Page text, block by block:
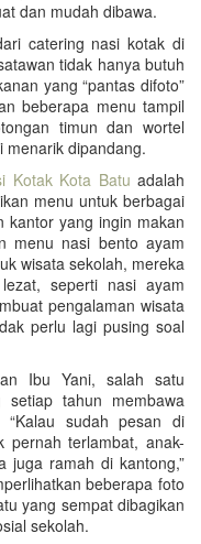
dan mudah dibawa.
catering nasi kotak di
tidak hanya butuh
yang “pantas difoto”
beberapa menu tampil
timun dan wortel
menarik dipandang.
Kotak Kota Batu adalah
menu untuk berbagai
kantor yang ingin makan
menu nasi bento ayam
wisata sekolah, mereka
seperti nasi ayam
pengalaman wisata
perlu lagi pusing soal
Ibu Yani, salah satu
tahun membawa
sudah pesan di
pernah terlambat, anak-
juga ramah di kantong,”
beberapa foto
yang sempat dibagikan
sekolah.